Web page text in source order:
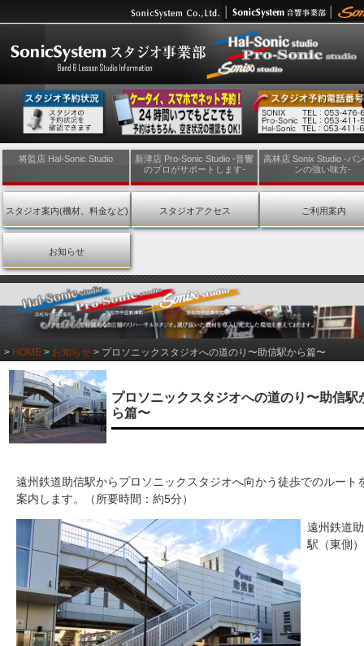
将監店 Hal-Sonic Studio
新津店 Pro-Sonic Studio -音響
のプロがサポートします-
高林店 Sonix Studio -バ
ンの強い味方-
スタジオ案内(機材、料金など) スタジオアクセス ご利用案内
お知らせ
> HOME > お知らせ > プロソニックスタジオへの道のり〜助信駅から篇〜
プロソニックスタジオへの道のり〜助信駅
ら篇〜
遠州鉄道助信駅からプロソニックスタジオへ向かう徒歩でのルート
案内します。（所要時間：約5分）
遠州鉄道
駅（東側）